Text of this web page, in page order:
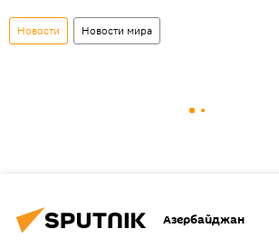
Новости Новости мира
Азербайджан